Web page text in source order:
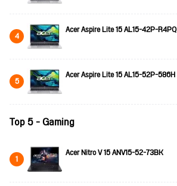
4 Acer Aspire Lite 15 AL15-42P-R4PQ
5 Acer Aspire Lite 15 AL15-52P-586H
Top 5 - Gaming
1 Acer Nitro V 15 ANV15-52-73BK